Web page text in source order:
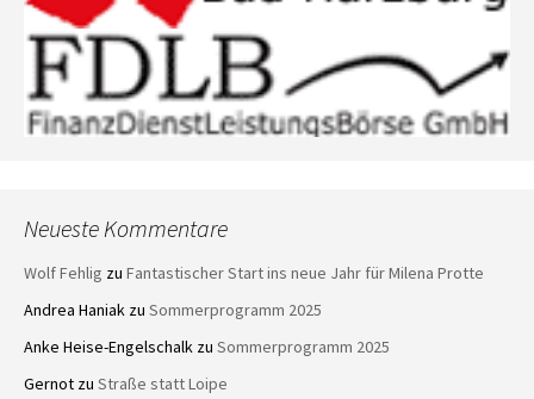
Neueste Kommentare
Wolf Fehlig zu Fantastischer Start ins neue Jahr für Milena Protte
Andrea Haniak zu Sommerprogramm 2025
Anke Heise-Engelschalk zu Sommerprogramm 2025
Gernot zu Straße statt Loipe